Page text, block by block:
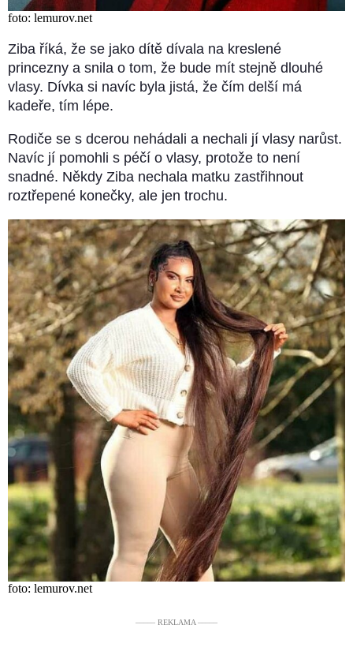
foto: lemurov.net
Ziba říká, že se jako dítě dívala na kreslené
princezny a snila o tom, že bude mít stejně dlouhé
vlasy. Dívka si navíc byla jistá, že čím delší má
kadeře, tím lépe.
Rodiče se s dcerou nehádali a nechali jí vlasy narůst.
Navíc jí pomohli s péčí o vlasy, protože to není
snadné. Někdy Ziba nechala matku zastřihnout
roztřepené konečky, ale jen trochu.
foto: lemurov.net
––––– REKLAMA –––––